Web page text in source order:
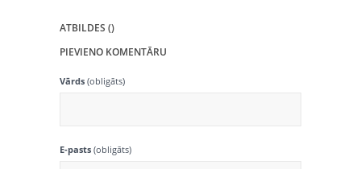
ATBILDES ()
PIEVIENO KOMENTĀRU
Vārds (obligāts)
E-pasts (obligāts)